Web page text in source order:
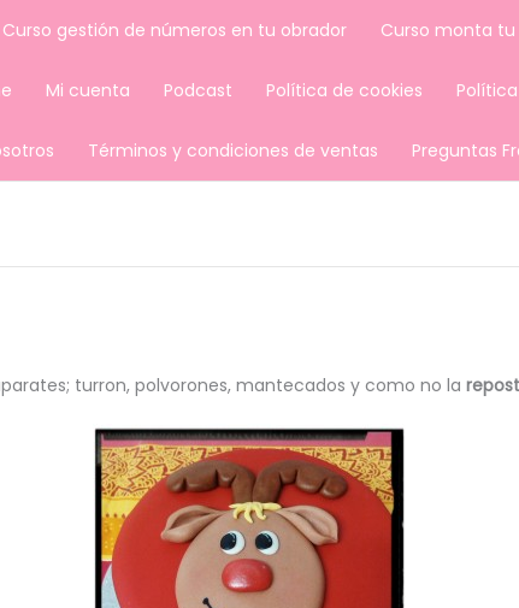
Curso gestión de números en tu obrador Curso monta
Mi cuenta Podcast Política de cookies
Términos y condiciones de ventas Preguntas
turron, polvorones, mantecados y como no la